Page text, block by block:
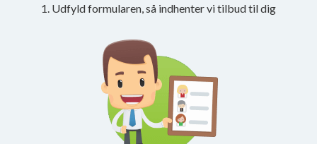
1. Udfyld formularen, så indhenter vi tilbud til dig